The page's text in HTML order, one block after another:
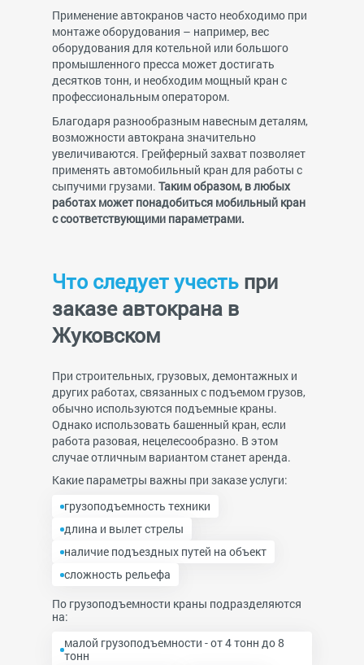
Применение автокранов часто необходимо при
монтаже оборудования – например, вес
оборудования для котельной или большого
промышленного пресса может достигать
десятков тонн, и необходим мощный кран с
профессиональным оператором.
Благодаря разнообразным навесным деталям,
возможности автокрана значительно
увеличиваются. Грейферный захват позволяет
применять автомобильный кран для работы с
сыпучими грузами. Таким образом, в любых
работах может понадобиться мобильный кран
с соответствующими параметрами.
Что следует учесть при
заказе автокрана в
Жуковском
При строительных, грузовых, демонтажных и
других работах, связанных с подъемом грузов,
обычно используются подъемные краны.
Однако использовать башенный кран, если
работа разовая, нецелесообразно. В этом
случае отличным вариантом станет аренда.
Какие параметры важны при заказе услуги:
грузоподъемность техники
длина и вылет стрелы
наличие подъездных путей на объект
сложность рельефа
По грузоподъемности краны подразделяются
на:
малой грузоподъемности - от 4 тонн до 8
тонн